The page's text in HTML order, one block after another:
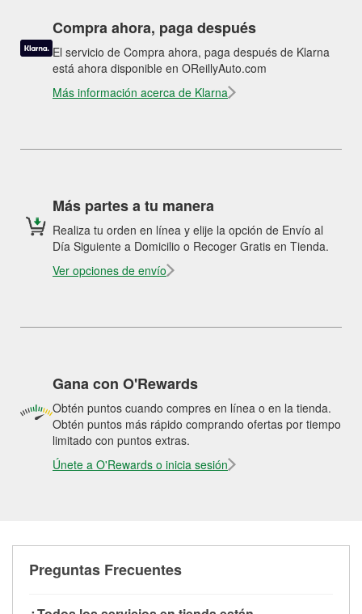
Compra ahora, paga después
El servicio de Compra ahora, paga después de Klarna
está ahora disponible en OReillyAuto.com
Más información acerca de Klarna
Más partes a tu manera
Realiza tu orden en línea y elije la opción de Envío al
Día Siguiente a Domicilio o Recoger Gratis en Tienda.
Ver opciones de envío
Gana con O'Rewards
Obtén puntos cuando compres en línea o en la tienda.
Obtén puntos más rápido comprando ofertas por tiempo
limitado con puntos extras.
Únete a O'Rewards o inicia sesión
Preguntas Frecuentes